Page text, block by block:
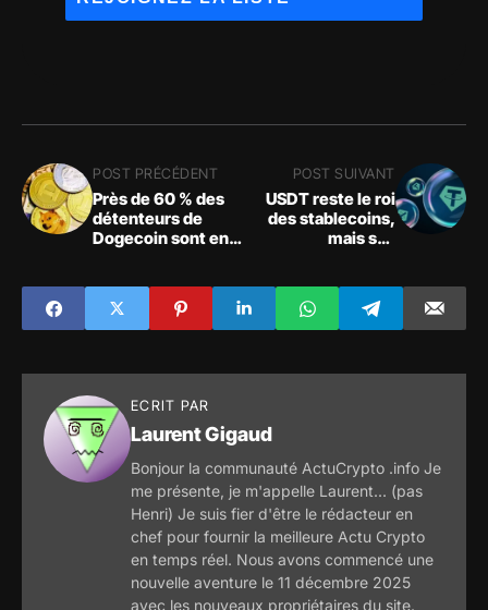
POST PRÉCÉDENT
Près de 60 % des
détenteurs de
Dogecoin sont en
POST SUIVANT
USDT reste le roi
des stablecoins,
mais ses
ECRIT PAR
Laurent Gigaud
Bonjour la communauté ActuCrypto .info Je
me présente, je m'appelle Laurent... (pas
Henri) Je suis fier d'être le rédacteur en
chef pour fournir la meilleure Actu Crypto
en temps réel. Nous avons commencé une
nouvelle aventure le 11 décembre 2025
avec les nouveaux propriétaires du site.